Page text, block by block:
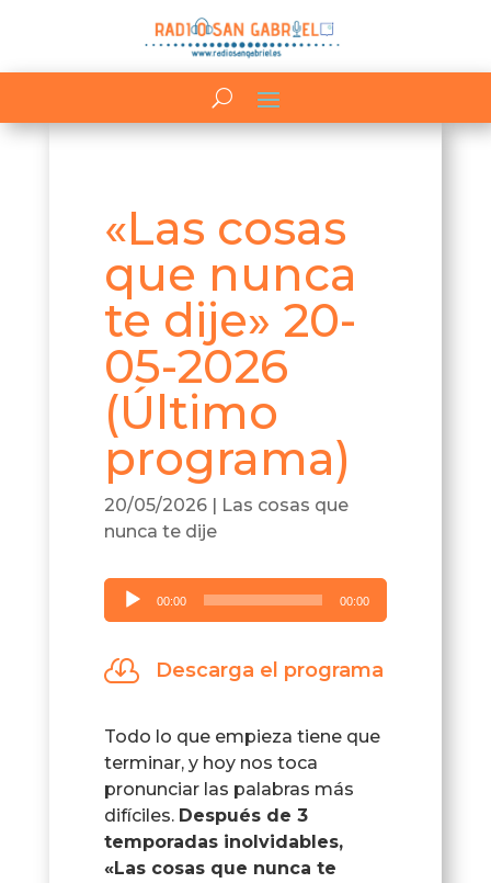
«Las cosas
que nunca
te dije» 20-
05-2026
(Último
programa)
20/05/2026| Las cosas que
nunca te dije
Reproductor
de
00:00 00:00
 Descarga el programa
Todo lo que empieza tiene que
terminar, y hoy nos toca
pronunciar las palabras más
difíciles. Después de 3
temporadas inolvidables,
«Las cosas que nunca te